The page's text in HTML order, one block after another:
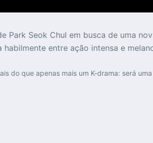
Park Seok Chul em busca de uma
entre ação intensa e
do que apenas mais um K-drama: será